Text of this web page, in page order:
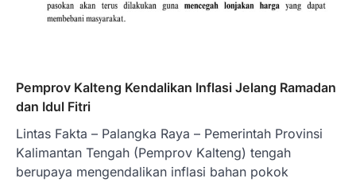
Pemprov Kalteng Kendalikan Inflasi Jelang Ramadan
dan Idul Fitri
Lintas Fakta – Palangka Raya – Pemerintah Provinsi
Kalimantan Tengah (Pemprov Kalteng) tengah
berupaya mengendalikan inflasi bahan pokok